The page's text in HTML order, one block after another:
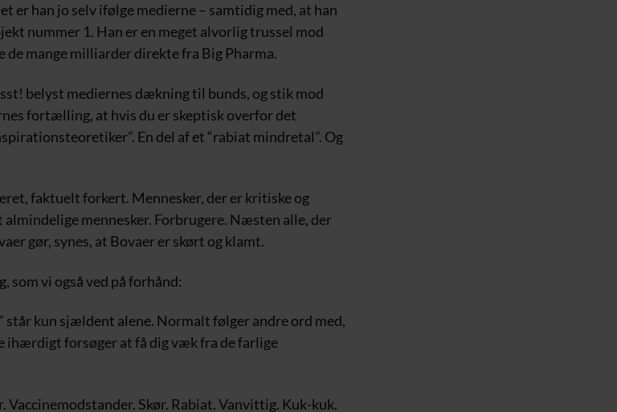
er han jo selv ifølge medierne – samtidig med, at han
nummer 1. Han er en meget alvorlig trussel mod
mange milliarder direkte fra Big Pharma.
belyst mediernes dækning til bunds, og stik mod
fortælling, at hvis du er skeptisk overfor det
En del af et “rabiat mindretal”. Og
faktuelt forkert. Mennesker, der er kritiske og
mennesker. Forbrugere. Næsten alle, der
gør, synes, at Bovaer er skørt og klamt.
som vi også ved på forhånd:
kun sjældent alene. Normalt følger andre ord med,
ihærdigt forsøger at få dig væk fra de farlige
Vaccinemodstander. Skør. Rabiat. Vanvittig. Kuk-kuk.